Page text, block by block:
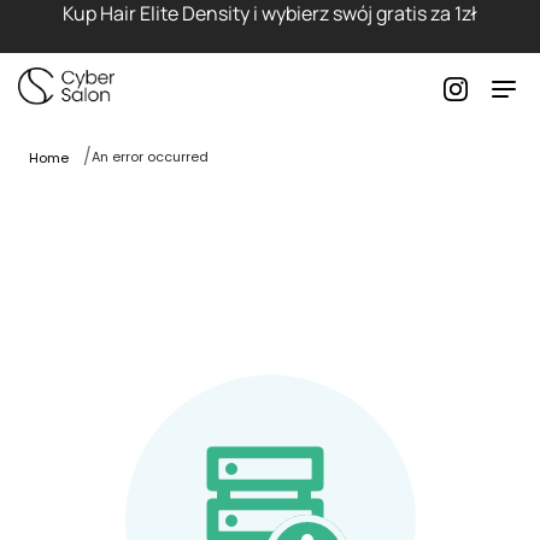
Kup Hair Elite Density i wybierz swój gratis za 1zł
Home An error occurred